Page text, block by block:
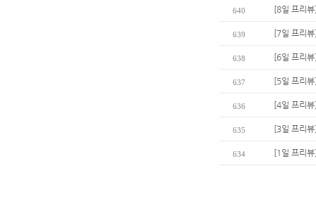
640 [8일 프리
639 [7일 프리
638 [6일 프리
637 [5일 프리
636 [4일 프리
635 [3일 프리
634 [1일 프리